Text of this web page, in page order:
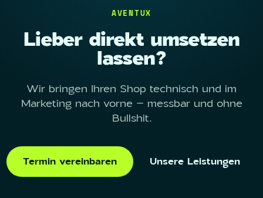
AVENTUX
Lieber direkt umsetzen
lassen?
Wir bringen Ihren Shop technisch und im
Marketing nach vorne – messbar und ohne
Bullshit.
Termin vereinbaren Unsere Leistungen